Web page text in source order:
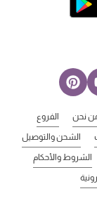
نحن الفروع
الشحن والتوصيل
الشروط والأحكام